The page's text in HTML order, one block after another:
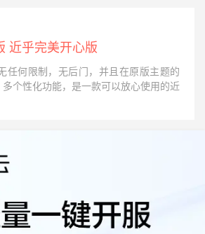
近乎完美开心版
任何限制，无后门，并且在原版主题的
个性化功能，是一款可以放心使用的近